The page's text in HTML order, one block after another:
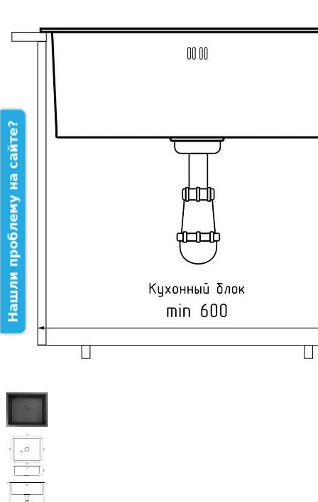
Нашли проблему на сайте?